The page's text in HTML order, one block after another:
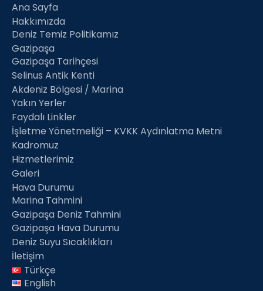
Ana Sayfa
Hakkımızda
Deniz Temiz Politikamız
Gazipaşa
Gazipaşa Tarihçesi
Selinus Antik Kenti
Akdeniz Bölgesi / Marina
Yakın Yerler
Faydalı Linkler
İşletme Yönetmeliği – KVKK Aydınlatma Metni
Kadromuz
Hizmetlerimiz
Galeri
Hava Durumu
Marina Tahmini
Gazipaşa Deniz Tahmini
Gazipaşa Hava Durumu
Deniz Suyu Sıcaklıkları
İletişim
Türkçe
English